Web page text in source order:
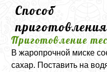
Способ
приготовления
Приготовление
В жаропрочной миске
сахар. Поставить на